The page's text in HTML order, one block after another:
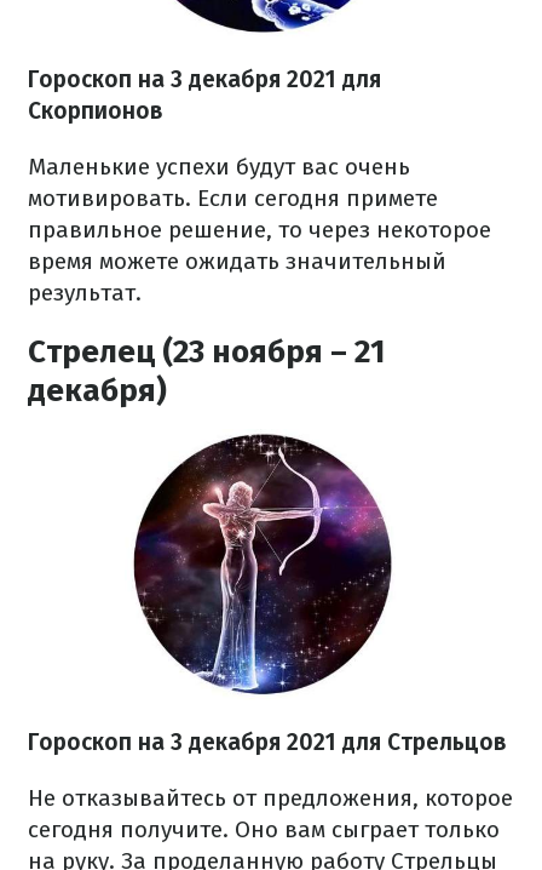
Гороскоп на 3 декабря 2021 для
Скорпионов
Маленькие успехи будут вас очень
мотивировать. Если сегодня примете
правильное решение, то через некоторое
время можете ожидать значительный
результат.
Стрелец (23 ноября – 21
декабря)
Гороскоп на 3 декабря 2021 для Стрельцов
Не отказывайтесь от предложения, которое
сегодня получите. Оно вам сыграет только
на руку. За проделанную работу Стрельцы